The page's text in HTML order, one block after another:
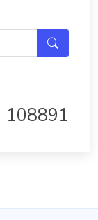
108891